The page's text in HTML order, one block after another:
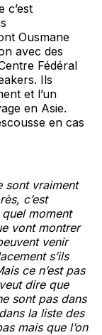
c’est
Ousmane
avec des
Fédéral
Ils
et l’un
en Asie.
en cas
vraiment
c’est
moment
vont montrer
venir
s’ils
ce n’est pas
dire que
sont pas dans
la liste des
mais que l’on